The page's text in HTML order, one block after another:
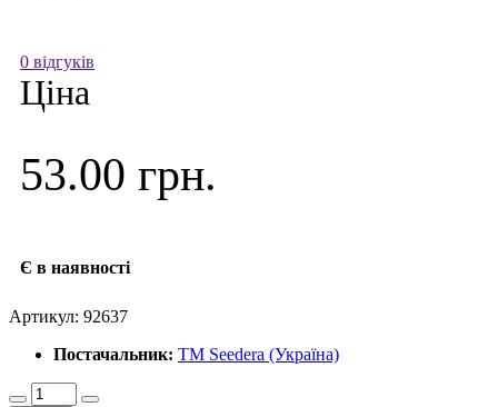
0 відгуків
Ціна
53.00 грн.
Є в наявності
Артикул: 92637
Постачальник: ТМ Seedera (Україна)